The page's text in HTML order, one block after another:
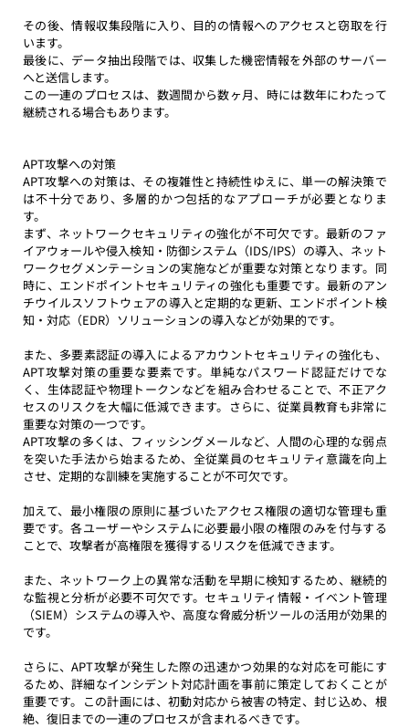
その後、情報収集段階に入り、目的の情報へのアクセスと窃取を行
います。
最後に、データ抽出段階では、収集した機密情報を外部のサーバー
へと送信します。
この一連のプロセスは、数週間から数ヶ月、時には数年にわたって
継続される場合もあります。
APT攻撃への対策
APT攻撃への対策は、その複雑性と持続性ゆえに、単一の解決策で
は不十分であり、多層的かつ包括的なアプローチが必要となりま
す。
まず、ネットワークセキュリティの強化が不可欠です。最新のファ
イアウォールや侵入検知・防御システム（IDS/IPS）の導入、ネット
ワークセグメンテーションの実施などが重要な対策となります。同
時に、エンドポイントセキュリティの強化も重要です。最新のアン
チウイルスソフトウェアの導入と定期的な更新、エンドポイント検
知・対応（EDR）ソリューションの導入などが効果的です。
また、多要素認証の導入によるアカウントセキュリティの強化も、
APT攻撃対策の重要な要素です。単純なパスワード認証だけでな
く、生体認証や物理トークンなどを組み合わせることで、不正アク
セスのリスクを大幅に低減できます。さらに、従業員教育も非常に
重要な対策の一つです。
APT攻撃の多くは、フィッシングメールなど、人間の心理的な弱点
を突いた手法から始まるため、全従業員のセキュリティ意識を向上
させ、定期的な訓練を実施することが不可欠です。
加えて、最小権限の原則に基づいたアクセス権限の適切な管理も重
要です。各ユーザーやシステムに必要最小限の権限のみを付与する
ことで、攻撃者が高権限を獲得するリスクを低減できます。
また、ネットワーク上の異常な活動を早期に検知するため、継続的
な監視と分析が必要不可欠です。セキュリティ情報・イベント管理
（SIEM）システムの導入や、高度な脅威分析ツールの活用が効果的
です。
さらに、APT攻撃が発生した際の迅速かつ効果的な対応を可能にす
るため、詳細なインシデント対応計画を事前に策定しておくことが
重要です。この計画には、初動対応から被害の特定、封じ込め、根
絶、復旧までの一連のプロセスが含まれるべきです。